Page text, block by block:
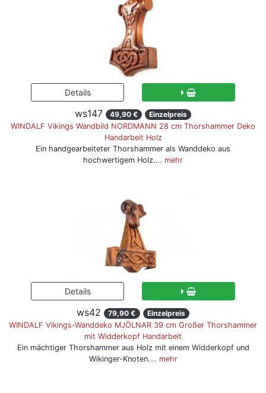
ws147 49,90 €
Einzelpreis
WINDALF Vikings Wandbild NORDMANN 28 cm Thorshammer Deko
Handarbeit Holz
Ein handgearbeiteter Thorshammer als Wanddeko aus
hochwertigem Holz.… mehr
ws42 79,90 €
Einzelpreis
WINDALF Vikings-Wanddeko MJÖLNAR 39 cm Großer Thorshammer
mit Widderkopf Handarbeit
Ein mächtiger Thorshammer aus Holz mit einem Widderkopf und
Wikinger-Knoten.… mehr